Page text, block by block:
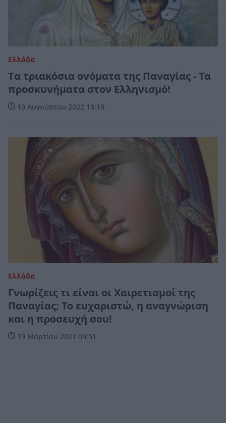
Ελλάδα
Tα τριακόσια ονόματα της Παναγίας - Τα
προσκυνήματα στον Ελληνισμό!
13 Αυγούστου 2022 18:19
Ελλάδα
Γνωρίζεις τι είναι οι Χαιρετισμοί της
Παναγίας; Το ευχαριστώ, η αναγνώριση
και η προσευχή σου!
19 Μαρτίου 2021 09:51